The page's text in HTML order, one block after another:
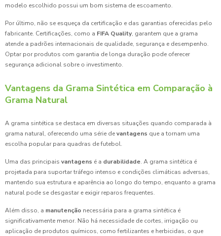
modelo escolhido possui um bom sistema de escoamento.
Por último, não se esqueça da certificação e das garantias oferecidas pelo
fabricante. Certificações, como a FIFA Quality, garantem que a grama
atende a padrões internacionais de qualidade, segurança e desempenho.
Optar por produtos com garantia de longa duração pode oferecer
segurança adicional sobre o investimento.
Vantagens da Grama Sintética em Comparação à
Grama Natural
A grama sintética se destaca em diversas situações quando comparada à
grama natural, oferecendo uma série devantagens que a tornam uma
escolha popular para quadras de futebol.
Uma das principais vantagens é a durabilidade. A grama sintética é
projetada para suportar tráfego intenso e condições climáticas adversas,
mantendo sua estrutura e aparência ao longo do tempo, enquanto a grama
natural pode se desgastar e exigir reparos frequentes.
Além disso, a manutenção necessária para a grama sintética é
significativamente menor. Não há necessidade de cortes, irrigação ou
aplicação de produtos químicos, como fertilizantes e herbicidas, o que